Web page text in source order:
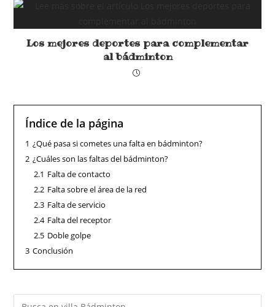
Los mejores deportes para complementar
al bádminton
Índice de la página
1 ¿Qué pasa si cometes una falta en bádminton?
2 ¿Cuáles son las faltas del bádminton?
2.1 Falta de contacto
2.2 Falta sobre el área de la red
2.3 Falta de servicio
2.4 Falta del receptor
2.5 Doble golpe
3 Conclusión